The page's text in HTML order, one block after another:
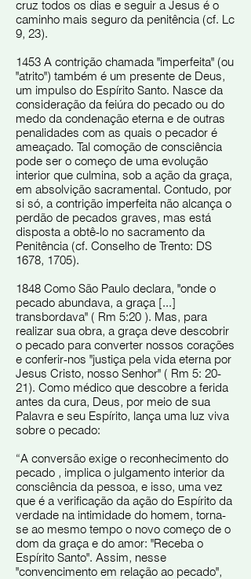
cruz todos os dias e seguir a Jesus é o
caminho mais seguro da penitência (cf. Lc
9, 23).
1453 A contrição chamada "imperfeita" (ou
"atrito") também é um presente de Deus,
um impulso do Espírito Santo. Nasce da
consideração da feiúra do pecado ou do
medo da condenação eterna e de outras
penalidades com as quais o pecador é
ameaçado. Tal comoção de consciência
pode ser o começo de uma evolução
interior que culmina, sob a ação da graça,
em absolvição sacramental. Contudo, por
si só, a contrição imperfeita não alcança o
perdão de pecados graves, mas está
disposta a obtê-lo no sacramento da
Penitência (cf. Conselho de Trento: DS
1678, 1705).
1848 Como São Paulo declara, "onde o
pecado abundava, a graça [...]
transbordava" ( Rm 5:20 ). Mas, para
realizar sua obra, a graça deve descobrir
o pecado para converter nossos corações
e conferir-nos "justiça pela vida eterna por
Jesus Cristo, nosso Senhor" ( Rm 5: 20-
21). Como médico que descobre a ferida
antes da cura, Deus, por meio de sua
Palavra e seu Espírito, lança uma luz viva
sobre o pecado:
“A conversão exige o reconhecimento do
pecado , implica o julgamento interior da
consciência da pessoa, e isso, uma vez
que é a verificação da ação do Espírito da
verdade na intimidade do homem, torna-
se ao mesmo tempo o novo começo de o
dom da graça e do amor: "Receba o
Espírito Santo". Assim, nesse
"convencimento em relação ao pecado",